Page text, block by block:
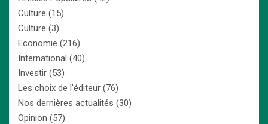
Culture (15)
Culture (3)
Economie (216)
International (40)
Investir (53)
Les choix de l'éditeur (76)
Nos dernières actualités (30)
Opinion (57)